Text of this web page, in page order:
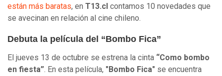
están más baratas, en T13.cl contamos 10 novedades que
se avecinan en relación al cine chileno.
Debuta la película del “Bombo Fica”
El jueves 13 de octubre se estrena la cinta “Como bombo
en fiesta”. En esta película, "Bombo Fica" se encuentra